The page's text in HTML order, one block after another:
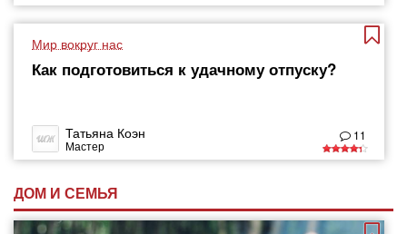
Мир вокруг нас
Как подготовиться к удачному отпуску?
Татьяна Коэн
Мастер
11
ДОМ И СЕМЬЯ